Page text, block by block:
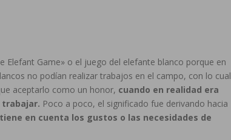
Elefant Game» o el juego del elefante blanco porque en
no podían realizar trabajos en el campo, con lo cual
aceptarlo como un honor, cuando en realidad era
trabajar. Poco a poco, el significado fue derivando hacia
en cuenta los gustos o las necesidades de